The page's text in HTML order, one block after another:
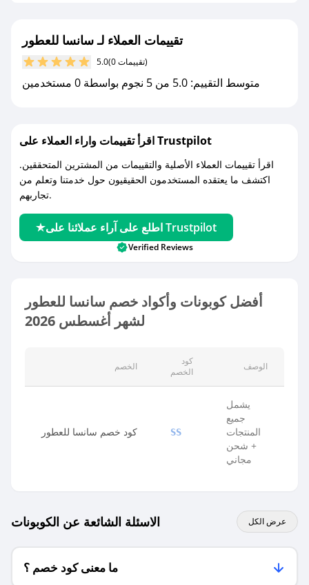
مع صحصح، تسوق بذكاء ووفّر على كل مشترياتك مع
تقييمات العملاء لـ سانسا للعطور
5.0 (0 تقييمات)
متوسط التقييم: 5.0 من 5 نجوم بواسطة 0 مستخدمين
اقرأ تقييمات واراء العملاء على Trustpilot
اقرأ تقييمات العملاء الأصلية والتقييمات من المشترين المتحققين.
اكتشف ما يعتقده المستخدمون الحقيقيون حول خدمتنا وتعلم من
تجاربهم.
اطلع على آراء عملائنا على Trustpilot
Verified Reviews
أفضل كوبونات وأكواد خصم سانسا للعطور
لشهر أغسطس 2026
الخصم
كود
الخصم
الوصف
كود خصم سانسا للعطور SS
يشمل
جميع
المنتجات
+ شحن
مجاني
الاسئلة الشائعة عن الكوبونات عرض الكل
ما معنى كود خصم ؟